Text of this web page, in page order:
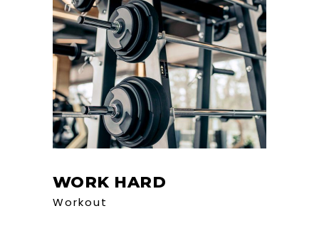
WORK HARD
Workout